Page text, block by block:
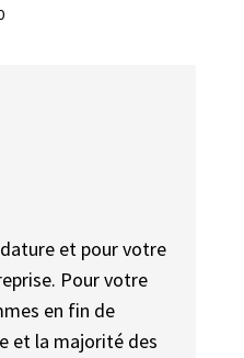
et pour votre
Pour votre
en fin de
et la majorité des